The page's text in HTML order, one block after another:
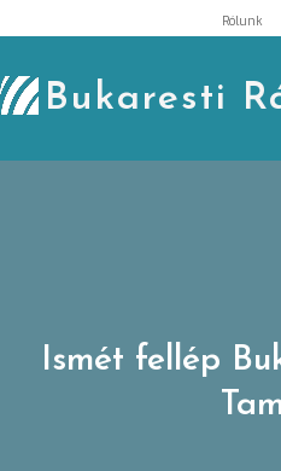
to
content
Rólunk
Bukaresti
Ismét fellép